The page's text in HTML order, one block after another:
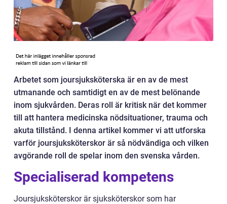
Arbetet som joursjuksköterska är en av de mest
utmanande och samtidigt en av de mest belönande
inom sjukvården. Deras roll är kritisk när det kommer
till att hantera medicinska nödsituationer, trauma och
akuta tillstånd. I denna artikel kommer vi att utforska
varför joursjuksköterskor är så nödvändiga och vilken
avgörande roll de spelar inom den svenska vården.
Specialiserad kompetens
Joursjuksköterskor är sjuksköterskor som har